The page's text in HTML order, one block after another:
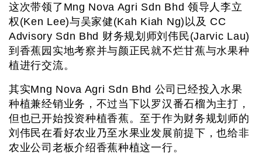
这次带领了Mng Nova Agri Sdn Bhd 领导人李立
权(Ken Lee)与吴家健(Kah Kiah Ng)以及 CC
Advisory Sdn Bhd 财务规划师刘伟民(Jarvic Lau)
到香蕉园实地考察并与颜正民就不烂甘蕉与水果种
植进行交流。
其实Mng Nova Agri Sdn Bhd 公司已经投入水果
种植兼经销业务，不过当下以罗汉番石榴为主打，
但也已开始投资种植香蕉。至于作为财务规划师的
刘伟民在看好农业乃至水果业发展前提下，也给非
农业公司老板介绍香蕉种植这一行。